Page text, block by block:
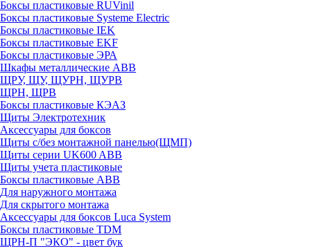
Боксы пластиковые RUVinil
Боксы пластиковые Systeme Electric
Боксы пластиковые IEK
Боксы пластиковые EKF
Боксы пластиковые ЭРА
Шкафы металлические ABB
ЩРУ, ЩУ, ЩУРН, ЩУРВ
ЩРН, ЩРВ
Боксы пластиковые КЭАЗ
Щиты Электротехник
Аксессуары для боксов
Щиты с/без монтажной панелью(ЩМП)
Щиты серии UK600 ABB
Щиты учета пластиковые
Боксы пластиковые ABB
Для наружного монтажа
Для скрытого монтажа
Аксессуары для боксов Luca System
Боксы пластиковые TDM
ЩРН-П "ЭКО" - цвет бук